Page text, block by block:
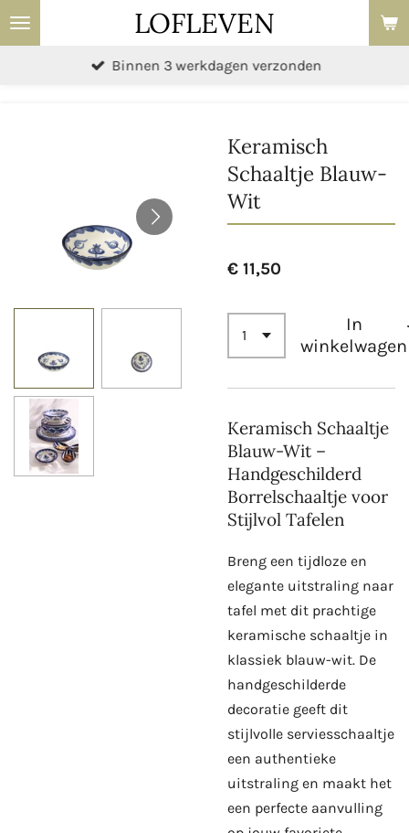
Ga
direct
LOFLEVEN
Binnen 3 werkdagen verzonden
Keramisch
Schaaltje Blauw-
Wit
€ 11,50
In
winkelwagen
Keramisch Schaaltje
Blauw-Wit –
Handgeschilderd
Borrelschaaltje voor
Stijlvol Tafelen
Breng een tijdloze en
elegante uitstraling naar
tafel met dit prachtige
keramische schaaltje in
klassiek blauw-wit. De
handgeschilderde
decoratie geeft dit
stijlvolle serviesschaaltje
een authentieke
uitstraling en maakt het
een perfecte aanvulling